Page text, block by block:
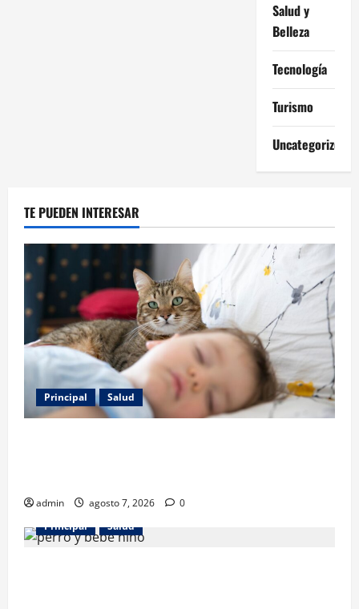
Salud y
Belleza
Tecnología
Turismo
Uncategorized
TE PUEDEN INTERESAR
Principal Salud
admin agosto 7, 2026
0
Principal
Salud